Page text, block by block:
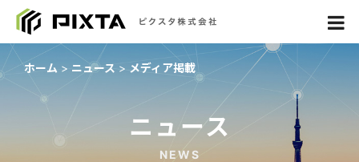
ホーム ニュース メディア掲載
ニュース
NEWS